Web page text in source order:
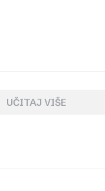
UČITAJ VIŠE